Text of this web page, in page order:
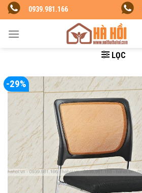
Skip
to
content
0939.981.166
LỌC
-29%